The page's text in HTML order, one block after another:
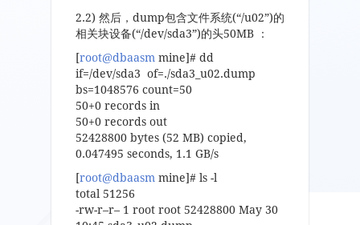
2.2) 然后， dump包含文件系统(“/u02”)的
相关块设备(“/dev/sda3”)的头50MB
：
[root@dbaasm mine]# dd
if=/dev/sda3 of=./sda3_u02.dump
bs=1048576 count=50
50+0 records in
50+0 records out
52428800 bytes (52 MB) copied,
0.047495 seconds, 1.1 GB/s
[root@dbaasm mine]# ls -l
total 51256
-rw-r–r– 1 root root 52428800 May 30